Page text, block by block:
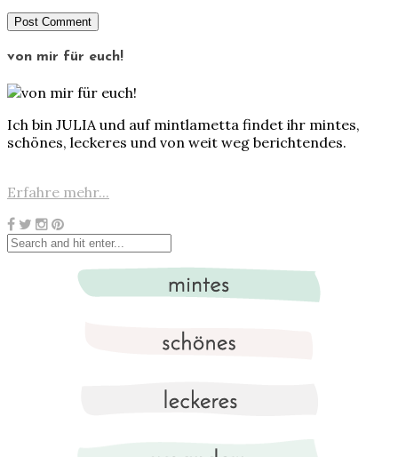
von mir für euch!
Ich bin JULIA und auf mintlametta findet ihr mintes,
schönes, leckeres und von weit weg berichtendes.
Erfahre mehr...